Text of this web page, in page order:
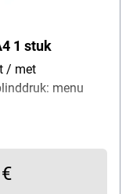
1 stuk
/ met
menu
€